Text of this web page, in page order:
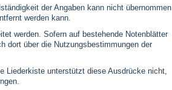
der Angaben kann nicht übernommen
werden kann.
werden. Sofern auf bestehende Notenblätter
dort über die Nutzungsbestimmungen der
Liederkiste unterstützt diese Ausdrücke nicht,